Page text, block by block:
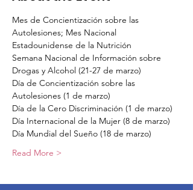
Mes de Concientización sobre las
Autolesiones; Mes Nacional
Estadounidense de la Nutrición
Semana Nacional de Información sobre
Drogas y Alcohol (21-27 de marzo)
Día de Concientización sobre las
Autolesiones (1 de marzo)
Día de la Cero Discriminación (1 de marzo)
Día Internacional de la Mujer (8 de marzo)
Día Mundial del Sueño (18 de marzo)
Read More >